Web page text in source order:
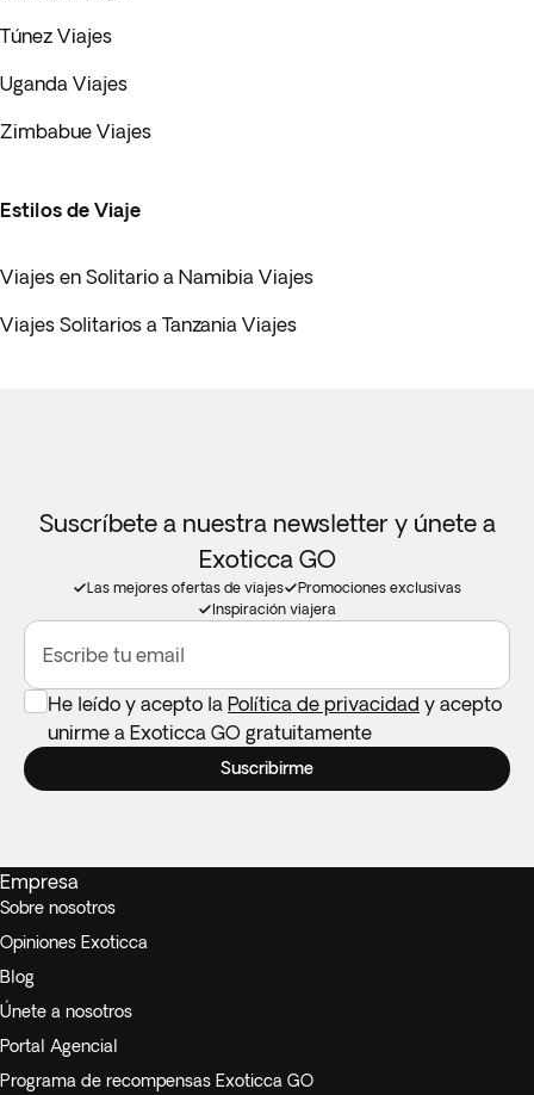
Túnez Viajes
Uganda Viajes
Zimbabue Viajes
Estilos de Viaje
Viajes en Solitario a Namibia Viajes
Viajes Solitarios a Tanzania Viajes
Suscríbete a nuestra newsletter y únete a
Exoticca GO
Las mejores ofertas de viajes
Promociones exclusivas
Inspiración viajera
Escribe tu email
He leído y acepto la Política de privacidad y acepto
unirme a Exoticca GO gratuitamente
Suscribirme
Empresa
Sobre nosotros
Opiniones Exoticca
Blog
Únete a nosotros
Portal Agencial
Programa de recompensas Exoticca GO